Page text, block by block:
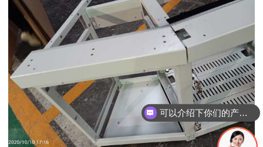
可以介绍下你们的产品么